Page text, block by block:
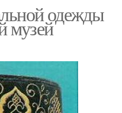
одежды
музей